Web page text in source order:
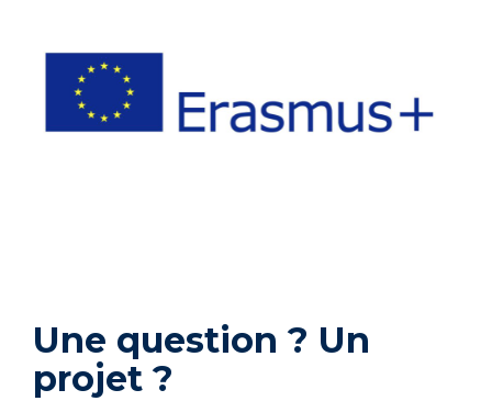
Une question ? Un
projet ?